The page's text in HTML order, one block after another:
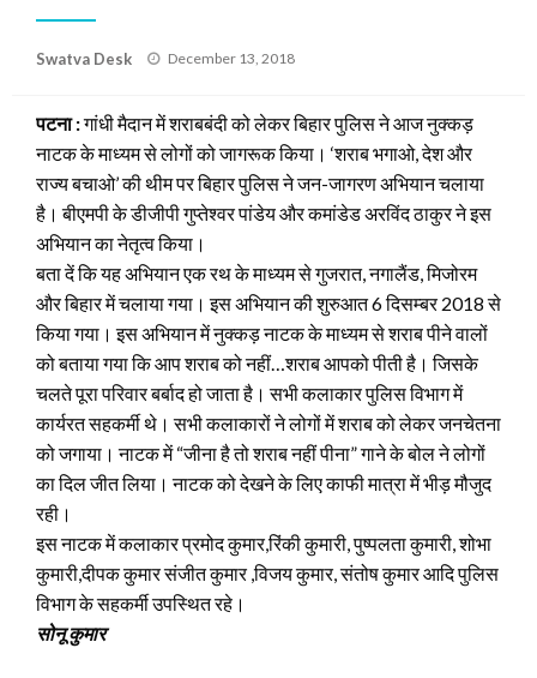
Swatva Desk
Posted
December 13, 2018
पटना :गांधी मैदान में शराबबंदी को लेकर बिहार पुलिस ने आज नुक्कड़
नाटक के माध्यम से लोगों को जागरूक किया। ‘शराब भगाओ, देश और
राज्य बचाओ’ की थीम पर बिहार पुलिस ने जन-जागरण अभियान चलाया
है। बीएमपी के डीजीपी गुप्तेश्वर पांडेय और कमांडेड अरविंद ठाकुर ने इस
अभियान का नेतृत्व किया।
बता दें कि यह अभियान एक रथ के माध्यम से गुजरात, नगालैंड, मिजोरम
और बिहार में चलाया गया। इस अभियान की शुरुआत 6 दिसम्बर 2018 से
किया गया। इस अभियान में नुक्कड़ नाटक के माध्यम से शराब पीने वालों
को बताया गया कि आप शराब को नहीं…शराब आपको पीती है। जिसके
चलते पूरा परिवार बर्बाद हो जाता है। सभी कलाकार पुलिस विभाग में
कार्यरत सहकर्मी थे। सभी कलाकारों ने लोगों में शराब को लेकर जनचेतना
को जगाया। नाटक में “जीना है तो शराब नहीं पीना” गाने के बोल ने लोगों
का दिल जीत लिया। नाटक को देखने के लिए काफी मात्रा में भीड़ मौजुद
रही।
इस नाटक में कलाकार प्रमोद कुमार,रिंकी कुमारी, पुष्पलता कुमारी, शोभा
कुमारी,दीपक कुमार संजीत कुमार ,विजय कुमार, संतोष कुमार आदि पुलिस
विभाग के सहकर्मी उपस्थित रहे।
सोनू कुमार